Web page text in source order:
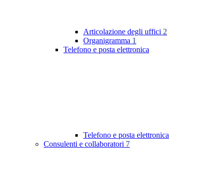
Articolazione degli uffici 2
Organigramma 1
Telefono e posta elettronica
Telefono e posta elettronica
Consulenti e collaboratori 7